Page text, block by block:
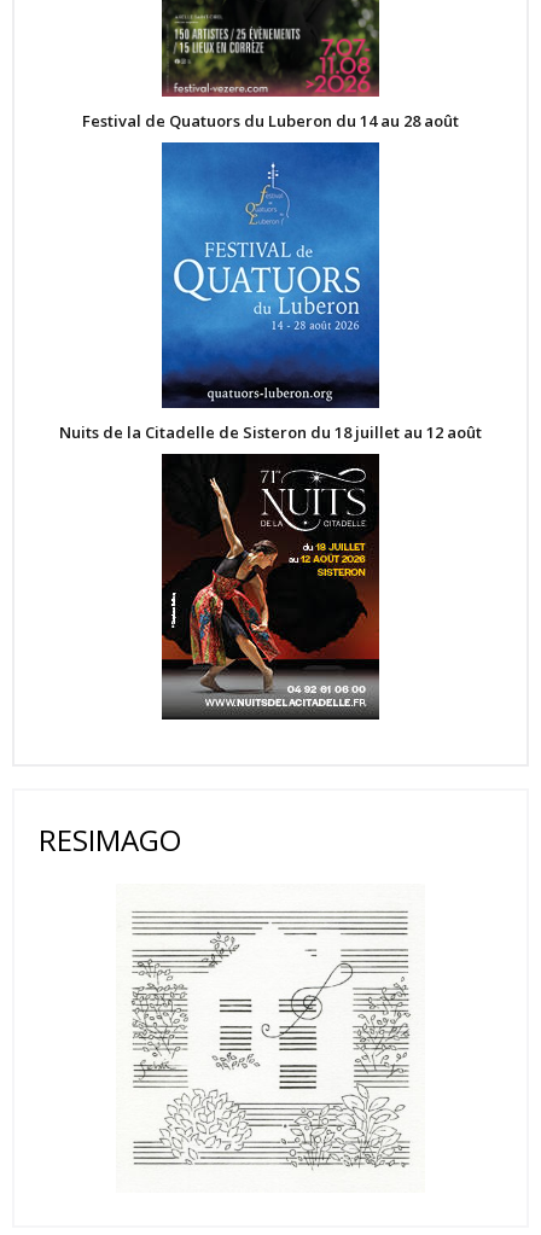
Festival de Quatuors du Luberon du 14 au 28 août
Nuits de la Citadelle de Sisteron du 18 juillet au 12 août
RESIMAGO